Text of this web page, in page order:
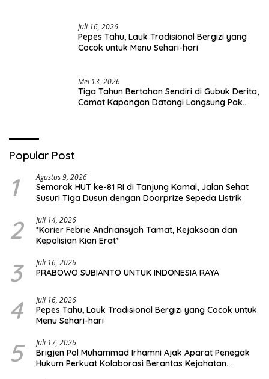
Juli 16, 2026
Pepes Tahu, Lauk Tradisional Bergizi yang
Cocok untuk Menu Sehari-hari
Mei 13, 2026
Tiga Tahun Bertahan Sendiri di Gubuk Derita,
Camat Kapongan Datangi Langsung Pak
Popular Post
1 Agustus 9, 2026
Semarak HUT ke-81 RI di Tanjung Kamal, Jalan Sehat
Susuri Tiga Dusun dengan Doorprize Sepeda Listrik
2 Juli 14, 2026
*Karier Febrie Andriansyah Tamat, Kejaksaan dan
Kepolisian Kian Erat*
3 Juli 16, 2026
PRABOWO SUBIANTO UNTUK INDONESIA RAYA
4 Juli 16, 2026
Pepes Tahu, Lauk Tradisional Bergizi yang Cocok untuk
Menu Sehari-hari
5 Juli 17, 2026
Brigjen Pol Muhammad Irhamni Ajak Aparat Penegak
Hukum Perkuat Kolaborasi Berantas Kejahatan